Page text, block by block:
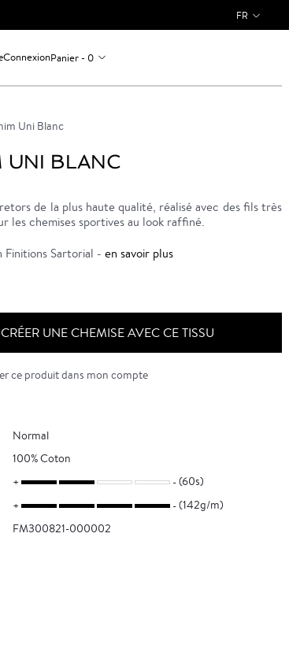
FR
ConnexionPanier - 0
Uni Blanc
UNI BLANC
de la plus haute qualité, réalisé avec des fils très
les chemises sportives au look raffiné.
Finitions Sartorial - en savoir plus
CRÉER UNE CHEMISE AVEC CE TISSU
ce produit dans mon compte
Normal
100% Coton
(60s)
(142g/m)
FM300821-000002